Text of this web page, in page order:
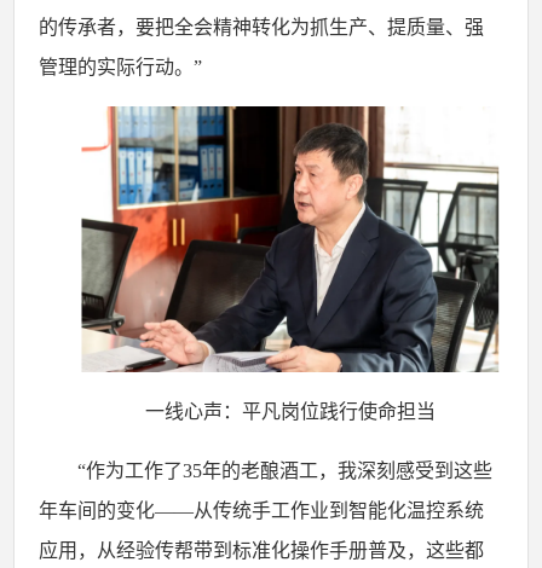
的传承者，要把全会精神转化为抓生产、提质量、强
管理的实际行动。”
一线心声：平凡岗位践行使命担当
“作为工作了35年的老酿酒工，我深刻感受到这些
年车间的变化——从传统手工作业到智能化温控系统
应用，从经验传帮带到标准化操作手册普及，这些都